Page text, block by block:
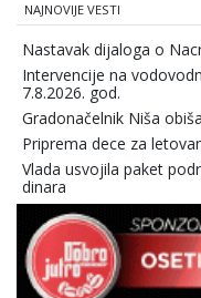
NAJNOVIJE VESTI
Nastavak dijaloga o
Intervencije na
7.8.2026. god.
Gradonačelnik Niša
Priprema dece za
Vlada usvojila paket
dinara